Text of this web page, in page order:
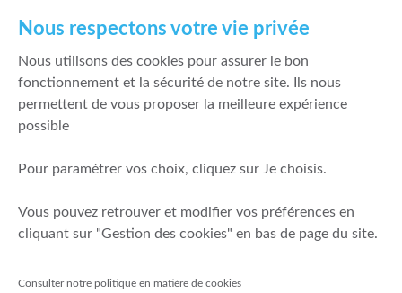
Politique de meilleure sélection
Politique de durabilité
Fonds de garantie des dépôts et de résolution
Mentions légales
Prévention de la fraude
Nous respectons votre vie privée
Nous utilisons des cookies pour assurer le bon
fonctionnement et la sécurité de notre site. Ils nous
permettent de vous proposer la meilleure expérience
possible
Pour paramétrer vos choix, cliquez sur Je choisis.
Vous pouvez retrouver et modifier vos préférences en
cliquant sur "Gestion des cookies" en bas de page du site.
Consulter notre politique en matière de cookies